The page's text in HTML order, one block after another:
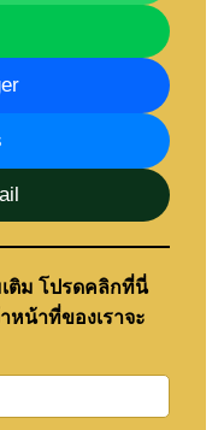
ติม โปรดคลิกที่นี่
หน้าที่ของเราจะ